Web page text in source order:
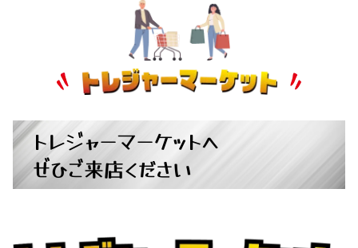
トレジャーマーケットへ
ぜひご来店ください